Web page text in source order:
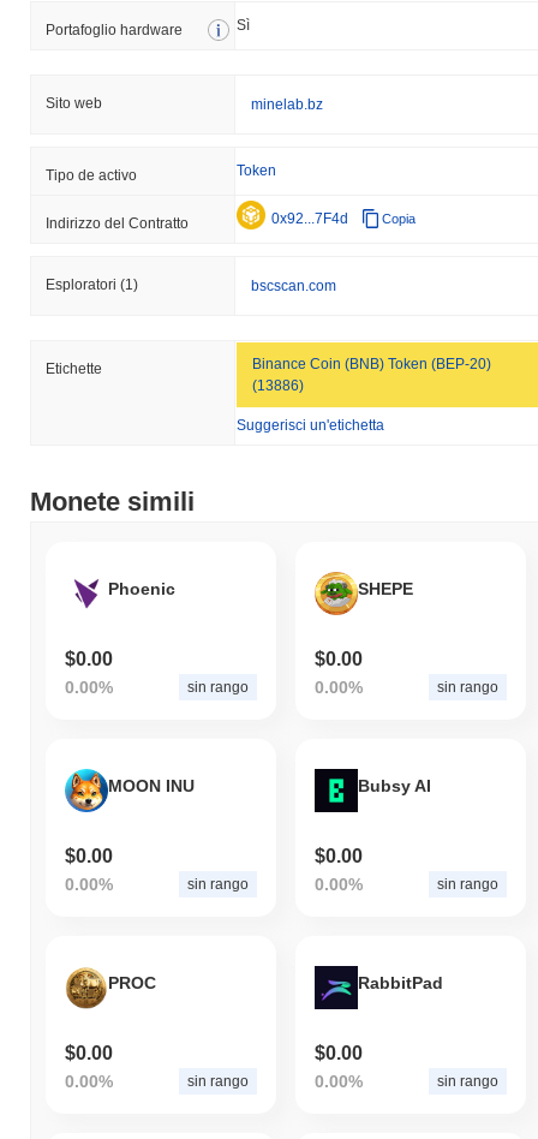
Portafoglio hardware Sì
Sito web minelab.bz
Tipo de activo Token
Indirizzo del Contratto 0x92...7F4d Copia
Esploratori (1) bscscan.com
Etichette
Binance Coin (BNB) Token (BEP-20)
(13886)
Suggerisci un'etichetta
Monete simili
Phoenic
$0.00
0.00% sin rango
SHEPE
$0.00
0.00% sin rango
MOON INU
$0.00
0.00% sin rango
Bubsy AI
$0.00
0.00% sin rango
PROC
$0.00
0.00% sin rango
RabbitPad
$0.00
0.00% sin rango